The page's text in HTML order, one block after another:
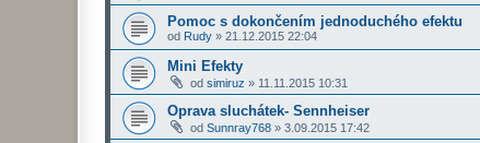
Pomoc s dokončením jednoduchého efektu
od Rudy » 21.12.2015 22:04
Mini Efekty
od simiruz » 11.11.2015 10:31
Oprava sluchátek- Sennheiser
od Sunnray768 » 3.09.2015 17:42